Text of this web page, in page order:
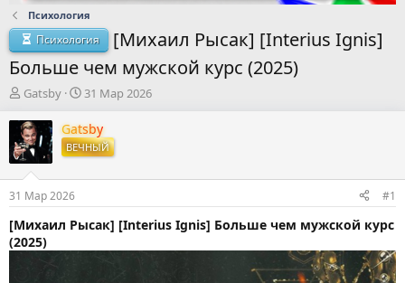
Психология
Психология
[Михаил Рысак] [Interius Ignis]
Больше чем мужской курс (2025)
А
т
о
р
т
е
м
ы
Gatsby
Д
т
а
н
а
л
31 Мар 2026
Gatsby
ВЕЧНЫЙ
31 Мар 2026 #1
[Михаил Рысак] [Interius Ignis] Больше чем мужской курс
(2025)